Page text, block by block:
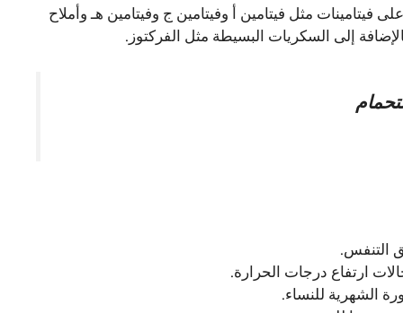
فيتامينات مثل فيتامين أ وفيتامين ج وفيتامين هـ وأملاح
إلى السكريات البسيطة مثل الفركتوز.
التنفس.
ارتفاع درجات الحرارة.
الشهرية للنساء.